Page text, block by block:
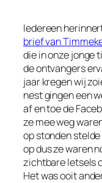
Iedereen
brief van
die in onze jonge
de ontvangers
jaar kregen wij
nest gingen een
af en toe de
ze mee weg
op stonden
op dus ze waren
zichtbare letsels
Het was ooit